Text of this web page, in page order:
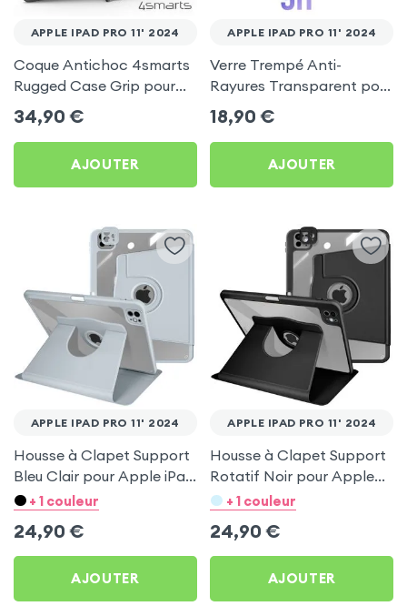
APPLE IPAD PRO 11' 2024
Coque Antichoc 4smarts
Rugged Case Grip pour
Apple iPad Pro 11' 2024
34,90 €
AJOUTER
APPLE IPAD PRO 11' 2024
Verre Trempé Anti-
Rayures Transparent pour
Apple iPad Pro 11' 2024
18,90 €
AJOUTER
APPLE IPAD PRO 11' 2024
Housse à Clapet Support
Bleu Clair pour Apple iPad
Pro 11' 2024
+ 1 couleur
24,90 €
AJOUTER
APPLE IPAD PRO 11' 2024
Housse à Clapet Support
Rotatif Noir pour Apple
iPad Pro 11' 2024
+ 1 couleur
24,90 €
AJOUTER